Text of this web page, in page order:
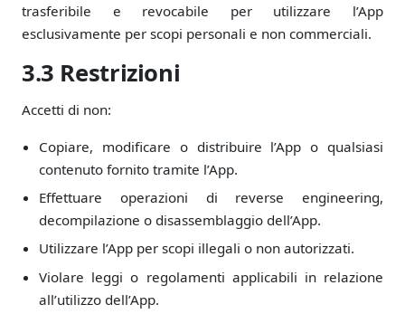
trasferibile e revocabile per utilizzare l’App
esclusivamente per scopi personali e non commerciali.
3.3 Restrizioni
Accetti di non:
Copiare, modificare o distribuire l’App o qualsiasi
contenuto fornito tramite l’App.
Effettuare operazioni di reverse engineering,
decompilazione o disassemblaggio dell’App.
Utilizzare l’App per scopi illegali o non autorizzati.
Violare leggi o regolamenti applicabili in relazione
all’utilizzo dell’App.